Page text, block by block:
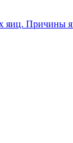
Причины